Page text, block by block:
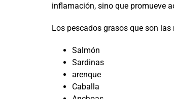
inflamación, sino que promueve
Los pescados grasos que son
Salmón
Sardinas
arenque
Caballa